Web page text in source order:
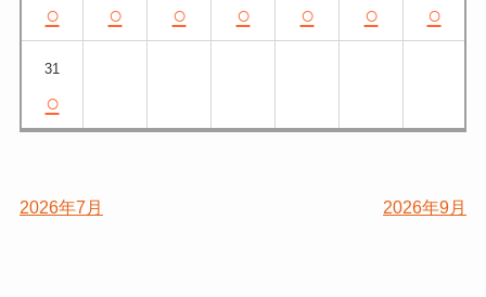
○ ○ ○ ○ ○ ○ ○
31
○
2026年7月 2026年9月